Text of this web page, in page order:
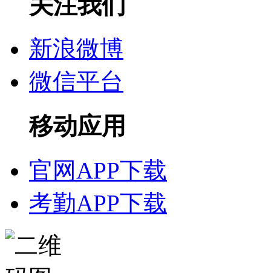
新浪微博
微信平台
移动应用
官网APP下载
考勤APP下载